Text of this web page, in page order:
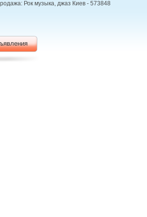
Рок музыка, джаз Киев - 573848